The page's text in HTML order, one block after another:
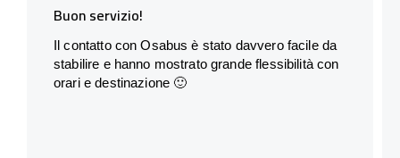
Buon servizio!
Il contatto con Osabus è stato davvero facile da
stabilire e hanno mostrato grande flessibilità con
orari e destinazione 🙂